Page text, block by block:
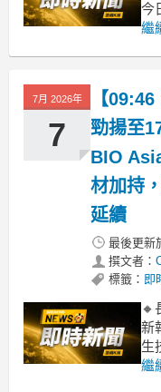
今
題
氣
繼
7月 2026年
7
【
勁揚至
BIO
材加持
延續
最後更新
撰文者：
標籤： 即
🔸
新
生
繼